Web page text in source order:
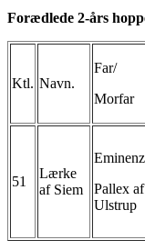
Forædlede 2-års
Ktl. Navn.
Far/
Morfar
51
Lærke
af Siem
Pallex af
Ulstrup